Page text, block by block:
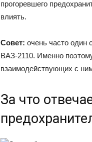
прогоревшего
влиять.
Совет: очень часто один
ВАЗ-2110. Именно
взаимодействующих с
За что